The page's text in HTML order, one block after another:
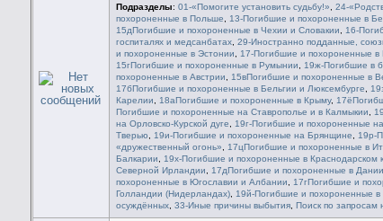
Подразделы: 01-«Помогите установить судьбу!» 24-
похороненные в Польше
13-Погибшие и похороненные в
15дПогибшие и похороненные в Чехии и Словакии
16-
госпиталях и медсанбатах, 29-Иностранно подданные,
и похороненные в Эстонии
17-Погибшие и похороненные в
15гПогибшие и похороненные в Румынии
19ж-Погибшие в
похороненные в Австрии
15вПогибшие и похороненные в
17бПогибшие и похороненные в Бельгии и Люксембурге
Карелии
18аПогибшие и похороненные в Крыму,
Погибшие и похороненные на Ставрополье и в Калмыкии
на Орловско-Курской дуге
19г-Погибшие и похороненные
Тверью
19и-Погибшие и похороненные на Брянщине 19р-
«дружественный огонь»
17цПогибшие и похороненные в
Балкарии
19х-Погибшие и похороненные в Краснодарском
Северной Ирландии
17дПогибшие и похороненные в Дании
похороненные в Югославии и Албании
17гПогибшие и
Голландии (Нидерландах), 19й-Погибшие и похороненные в
осуждённых, 33-Иные причины выбытия, Поиск по запросам